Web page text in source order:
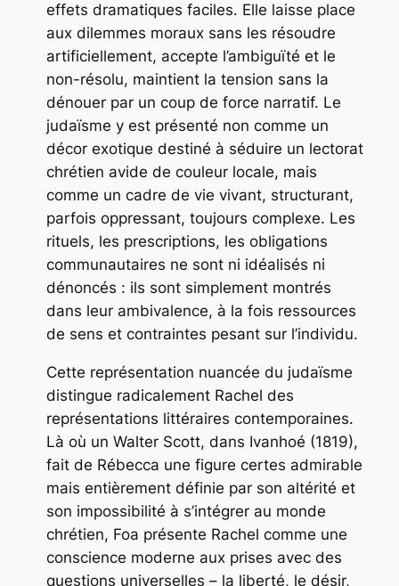
effets dramatiques faciles. Elle laisse place
aux dilemmes moraux sans les résoudre
artificiellement, accepte l’ambiguïté et le
non-résolu, maintient la tension sans la
dénouer par un coup de force narratif. Le
judaïsme y est présenté non comme un
décor exotique destiné à séduire un lectorat
chrétien avide de couleur locale, mais
comme un cadre de vie vivant, structurant,
parfois oppressant, toujours complexe. Les
rituels, les prescriptions, les obligations
communautaires ne sont ni idéalisés ni
dénoncés : ils sont simplement montrés
dans leur ambivalence, à la fois ressources
de sens et contraintes pesant sur l’individu.
Cette représentation nuancée du judaïsme
distingue radicalement Rachel des
représentations littéraires contemporaines.
Là où un Walter Scott, dans Ivanhoé (1819),
fait de Rébecca une figure certes admirable
mais entièrement définie par son altérité et
son impossibilité à s’intégrer au monde
chrétien, Foa présente Rachel comme une
conscience moderne aux prises avec des
questions universelles – la liberté, le désir,